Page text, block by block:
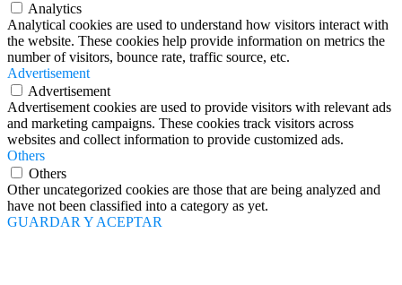
Analytics
Analytical cookies are used to understand how visitors interact with
the website. These cookies help provide information on metrics the
number of visitors, bounce rate, traffic source, etc.
Advertisement
Advertisement
Advertisement cookies are used to provide visitors with relevant ads
and marketing campaigns. These cookies track visitors across
websites and collect information to provide customized ads.
Others
Others
Other uncategorized cookies are those that are being analyzed and
have not been classified into a category as yet.
GUARDAR Y ACEPTAR